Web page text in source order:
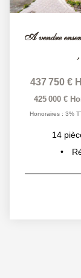
437 750 €
425 000 €
Honoraires : 3%
14